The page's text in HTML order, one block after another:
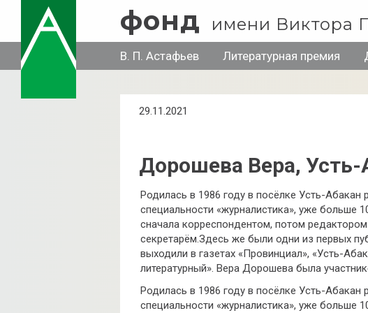
фонд имени Виктора
В. П. Астафьев Литературная премия
29.11.2021
Дорошева Вера, Усть-
Родилась в 1986 году в посёлке Усть-Абакан
специальности «журналистика», уже больше
сначала корреспондентом, потом
секретарём.Здесь же были одни из первых
выходили в газетах «Провинциал», «Усть-
литературный». Вера Дорошева была
Родилась в 1986 году в посёлке Усть-Абакан
специальности «журналистика», уже больше